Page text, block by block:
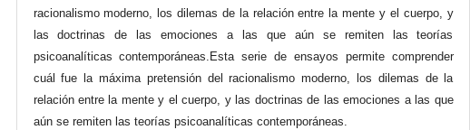
racionalismo moderno, los dilemas de la relación entre la mente y el cuerpo, y
las doctrinas de las emociones a las que aún se remiten las teorías
psicoanalíticas contemporáneas.Esta serie de ensayos permite comprender
cuál fue la máxima pretensión del racionalismo moderno, los dilemas de la
relación entre la mente y el cuerpo, y las doctrinas de las emociones a las que
aún se remiten las teorías psicoanalíticas contemporáneas.